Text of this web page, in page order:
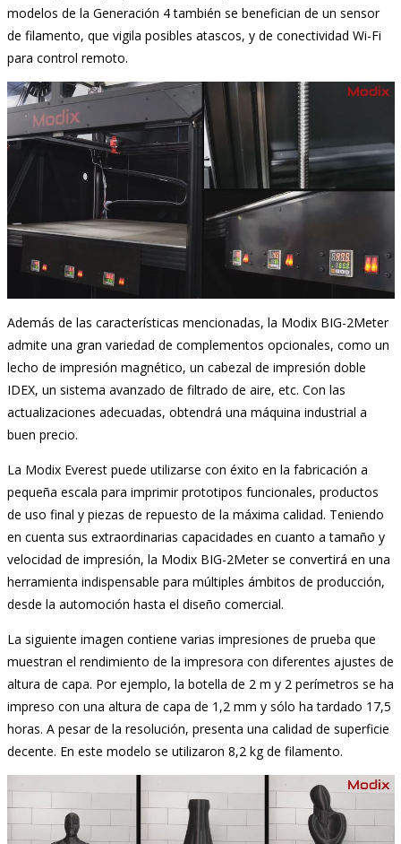
modelos de la Generación 4 también se benefician de un sensor
de filamento, que vigila posibles atascos, y de conectividad Wi-Fi
para control remoto.
Además de las características mencionadas, la Modix BIG-2Meter
admite una gran variedad de complementos opcionales, como un
lecho de impresión magnético, un cabezal de impresión doble
IDEX, un sistema avanzado de filtrado de aire, etc. Con las
actualizaciones adecuadas, obtendrá una máquina industrial a
buen precio.
La Modix Everest puede utilizarse con éxito en la fabricación a
pequeña escala para imprimir prototipos funcionales, productos
de uso final y piezas de repuesto de la máxima calidad. Teniendo
en cuenta sus extraordinarias capacidades en cuanto a tamaño y
velocidad de impresión, la Modix BIG-2Meter se convertirá en una
herramienta indispensable para múltiples ámbitos de producción,
desde la automoción hasta el diseño comercial.
La siguiente imagen contiene varias impresiones de prueba que
muestran el rendimiento de la impresora con diferentes ajustes de
altura de capa. Por ejemplo, la botella de 2 m y 2 perímetros se ha
impreso con una altura de capa de 1,2 mm y sólo ha tardado 17,5
horas. A pesar de la resolución, presenta una calidad de superficie
decente. En este modelo se utilizaron 8,2 kg de filamento.